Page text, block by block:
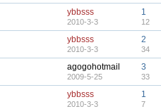
ybbsss
2010-3-3
1
12
ybbsss
2010-3-3
2
34
agogohotmail
2009-5-25
3
33
ybbsss
2010-3-3
1
7